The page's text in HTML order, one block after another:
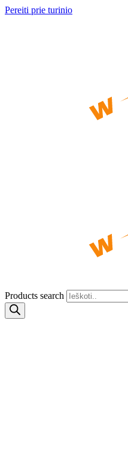
Pereiti prie turinio
Products search